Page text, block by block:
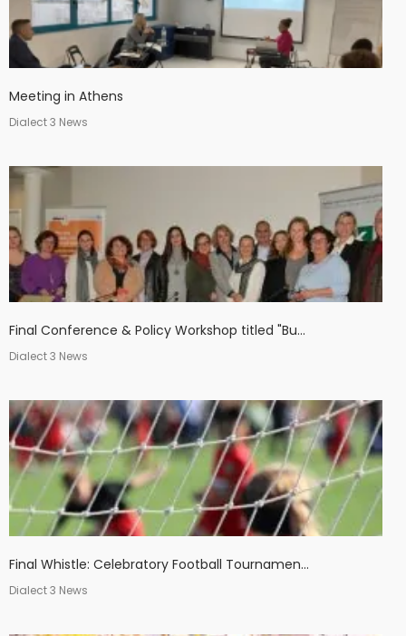
Meeting in Athens
Dialect 3 News
Final Conference & Policy Workshop titled "Bu...
Dialect 3 News
Final Whistle: Celebratory Football Tournamen...
Dialect 3 News